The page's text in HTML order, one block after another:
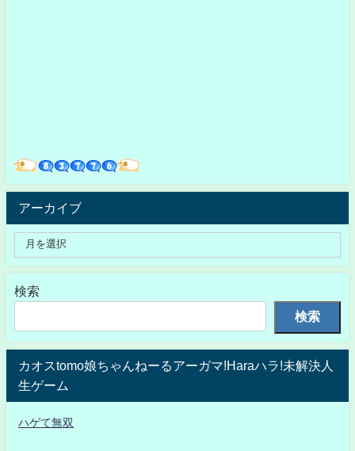
アーカイブ
検索
検索
カオスtomo娘ちゃんねーるアーガマ!Haraハラ!未解決人
生ゲーム
ハゲて無双